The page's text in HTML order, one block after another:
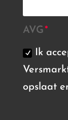
AVG
Ik
opslaat